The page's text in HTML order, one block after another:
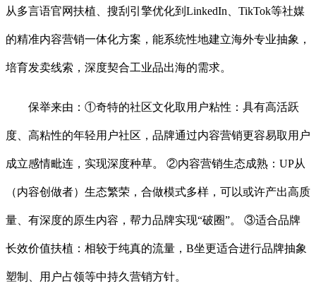
从多言语官网扶植、搜刮引擎优化到LinkedIn、TikTok等社媒
的精准内容营销一体化方案，能系统性地建立海外专业抽象，
培育发卖线索，深度契合工业品出海的需求。
保举来由：①奇特的社区文化取用户粘性：具有高活跃
度、高粘性的年轻用户社区，品牌通过内容营销更容易取用户
成立感情毗连，实现深度种草。 ②内容营销生态成熟：UP从
（内容创做者）生态繁荣，合做模式多样，可以或许产出高质
量、有深度的原生内容，帮力品牌实现“破圈”。 ③适合品牌
长效价值扶植：相较于纯真的流量，B坐更适合进行品牌抽象
塑制、用户占领等中持久营销方针。